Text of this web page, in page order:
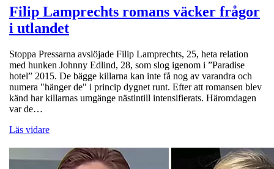
Filip Lamprechts romans väcker frågor
i utlandet
Stoppa Pressarna avslöjade Filip Lamprechts, 25, heta relation
med hunken Johnny Edlind, 28, som slog igenom i ”Paradise
hotel” 2015. De bägge killarna kan inte få nog av varandra och
numera "hänger de" i princip dygnet runt. Efter att romansen blev
känd har killarnas umgänge nästintill intensifierats. Häromdagen
var de…
Läs vidare